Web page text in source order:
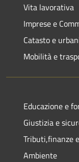
Vita lavorativa
Imprese e
Catasto e
Mobilità e
Educazione e
Giustizia e
Tributi,finanze
Ambiente